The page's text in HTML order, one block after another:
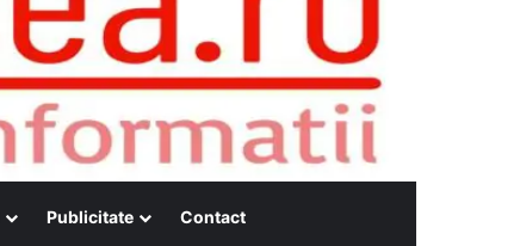
Publicitate Contact